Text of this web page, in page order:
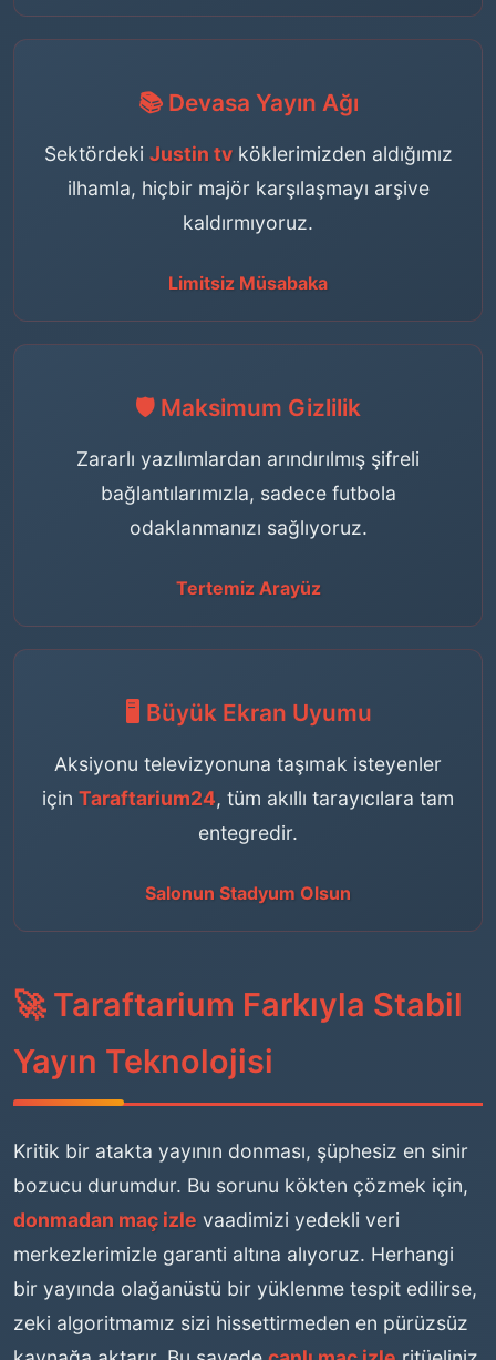
📚 Devasa Yayın Ağı
Sektördeki Justin tvköklerimizden aldığımız
ilhamla, hiçbir majör karşılaşmayı arşive
kaldırmıyoruz.
Limitsiz Müsabaka
🛡️ Maksimum Gizlilik
Zararlı yazılımlardan arındırılmış şifreli
bağlantılarımızla, sadece futbola
odaklanmanızı sağlıyoruz.
Tertemiz Arayüz
🖥️ Büyük Ekran Uyumu
Aksiyonu televizyonuna taşımak isteyenler
için Taraftarium24, tüm akıllı tarayıcılara tam
entegredir.
Salonun Stadyum Olsun
🚀 Taraftarium Farkıyla Stabil
Yayın Teknolojisi
Kritik bir atakta yayının donması, şüphesiz en sinir
bozucu durumdur. Bu sorunu kökten çözmek için,
donmadan maç izle vaadimizi yedekli veri
merkezlerimizle garanti altına alıyoruz. Herhangi
bir yayında olağanüstü bir yüklenme tespit edilirse,
zeki algoritmamız sizi hissettirmeden en pürüzsüz